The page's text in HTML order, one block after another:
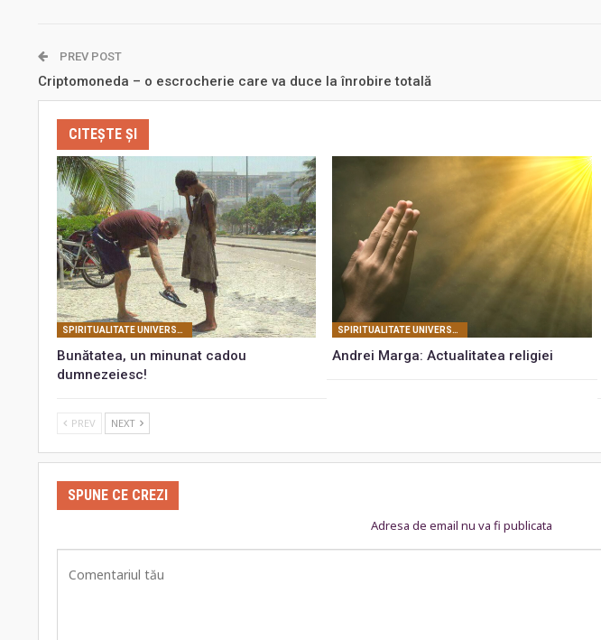
PREV POST
Criptomoneda – o escrocherie care va duce la înrobire totală
CITEȘTE ȘI
SPIRITUALITATE UNIVERSALĂ
Bunătatea, un minunat cadou
dumnezeiesc!
SPIRITUALITATE UNIVERSALĂ
Andrei Marga: Actualitatea religiei
PREV NEXT
SPUNE CE CREZI
Adresa de email nu va fi publicata